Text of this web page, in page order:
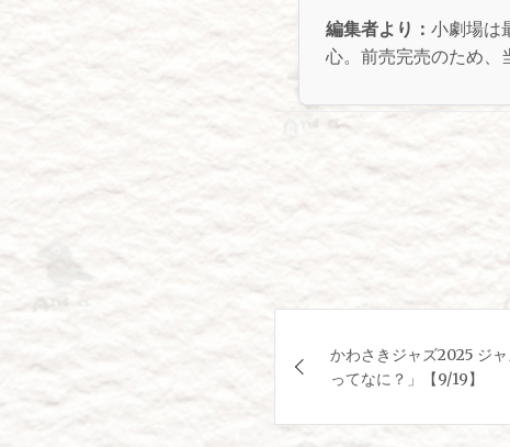
編集者より： 小劇場は
心。前売完売のため、
稿
ナ
かわさきジャズ2025 ジ
ってなに？」【9/19】